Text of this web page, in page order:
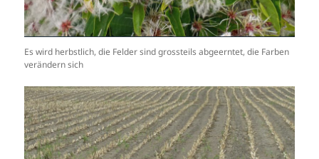
Es wird herbstlich, die Felder sind grossteils abgeerntet, die Farben
verändern sich